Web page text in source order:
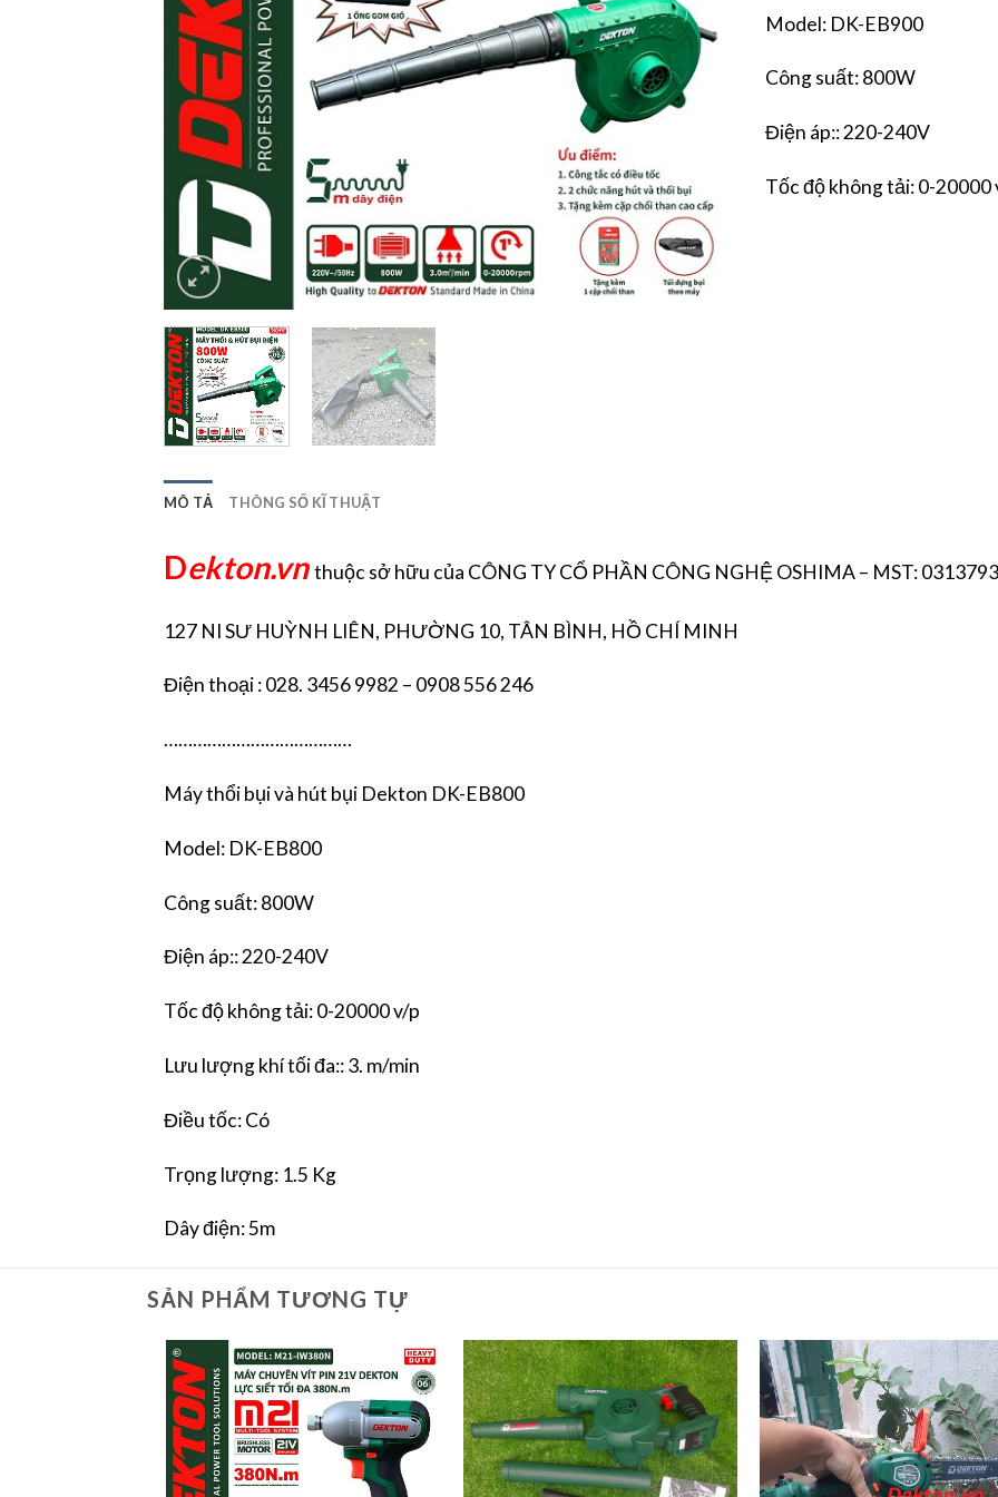
Model: DK-EB900
Công suất: 800W
Điện áp:: 220-240V
Tốc độ không tải: 0-20000
MÔ TẢ THÔNG SỐ KĨ THUẬT
Dekton.vn thuộc sở hữu của CÔNG TY CỔ PHẦN CÔNG NGHỆ OSHIMA – MST:
127 NI SƯ HUỲNH LIÊN, PHƯỜNG 10, TÂN BÌNH, HỒ CHÍ MINH
Điện thoại : 028. 3456 9982 – 0908 556 246
…………………………………
Máy thổi bụi và hút bụi Dekton DK-EB800
Model: DK-EB800
Công suất: 800W
Điện áp:: 220-240V
Tốc độ không tải: 0-20000 v/p
Lưu lượng khí tối đa:: 3. m/min
Điều tốc: Có
Trọng lượng: 1.5 Kg
Dây điện: 5m
SẢN PHẨM TƯƠNG TỰ